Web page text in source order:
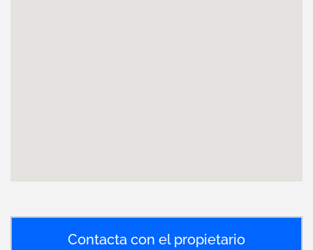
Contacta con el propietario